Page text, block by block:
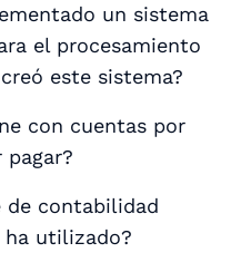
un sistema
el procesamiento
este sistema?
con cuentas por
de contabilidad
ha utilizado?